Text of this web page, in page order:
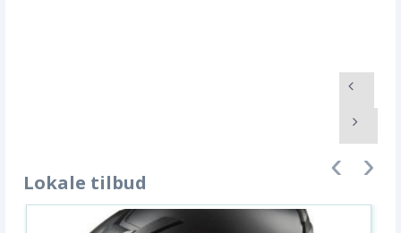
Lokale tilbud